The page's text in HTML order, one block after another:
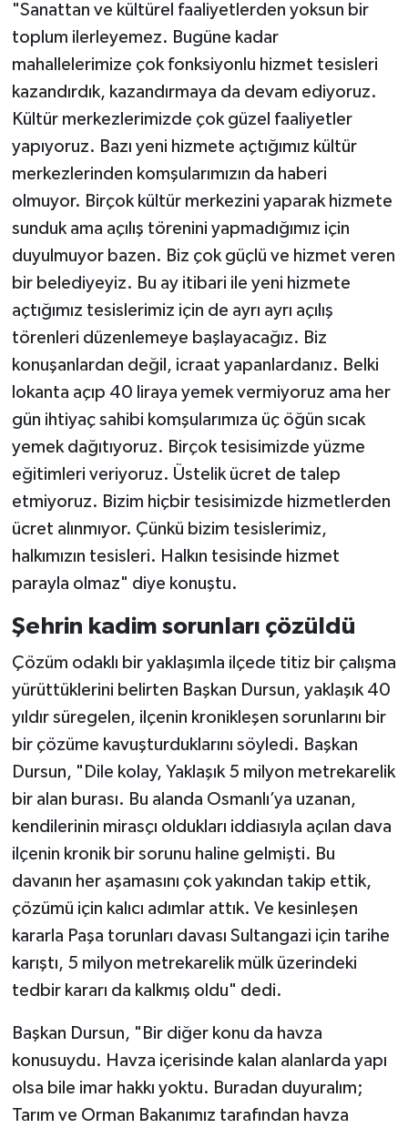
"Sanattan ve kültürel faaliyetlerden yoksun bir
toplum ilerleyemez. Bugüne kadar
mahallelerimize çok fonksiyonlu hizmet tesisleri
kazandırdık, kazandırmaya da devam ediyoruz.
Kültür merkezlerimizde çok güzel faaliyetler
yapıyoruz. Bazı yeni hizmete açtığımız kültür
merkezlerinden komşularımızın da haberi
olmuyor. Birçok kültür merkezini yaparak hizmete
sunduk ama açılış törenini yapmadığımız için
duyulmuyor bazen. Biz çok güçlü ve hizmet veren
bir belediyeyiz. Bu ay itibari ile yeni hizmete
açtığımız tesislerimiz için de ayrı ayrı açılış
törenleri düzenlemeye başlayacağız. Biz
konuşanlardan değil, icraat yapanlardanız. Belki
lokanta açıp 40 liraya yemek vermiyoruz ama her
gün ihtiyaç sahibi komşularımıza üç öğün sıcak
yemek dağıtıyoruz. Birçok tesisimizde yüzme
eğitimleri veriyoruz. Üstelik ücret de talep
etmiyoruz. Bizim hiçbir tesisimizde hizmetlerden
ücret alınmıyor. Çünkü bizim tesislerimiz,
halkımızın tesisleri. Halkın tesisinde hizmet
parayla olmaz" diye konuştu.
Şehrin kadim sorunları çözüldü
Çözüm odaklı bir yaklaşımla ilçede titiz bir çalışma
yürüttüklerini belirten Başkan Dursun, yaklaşık 40
yıldır süregelen, ilçenin kronikleşen sorunlarını bir
bir çözüme kavuşturduklarını söyledi. Başkan
Dursun, "Dile kolay, Yaklaşık 5 milyon metrekarelik
bir alan burası. Bu alanda Osmanlı’ya uzanan,
kendilerinin mirasçı oldukları iddiasıyla açılan dava
ilçenin kronik bir sorunu haline gelmişti. Bu
davanın her aşamasını çok yakından takip ettik,
çözümü için kalıcı adımlar attık. Ve kesinleşen
kararla Paşa torunları davası Sultangazi için tarihe
karıştı, 5 milyon metrekarelik mülk üzerindeki
tedbir kararı da kalkmış oldu" dedi.
Başkan Dursun, "Bir diğer konu da havza
konusuydu. Havza içerisinde kalan alanlarda yapı
olsa bile imar hakkı yoktu. Buradan duyuralım;
Tarım ve Orman Bakanımız tarafından havza